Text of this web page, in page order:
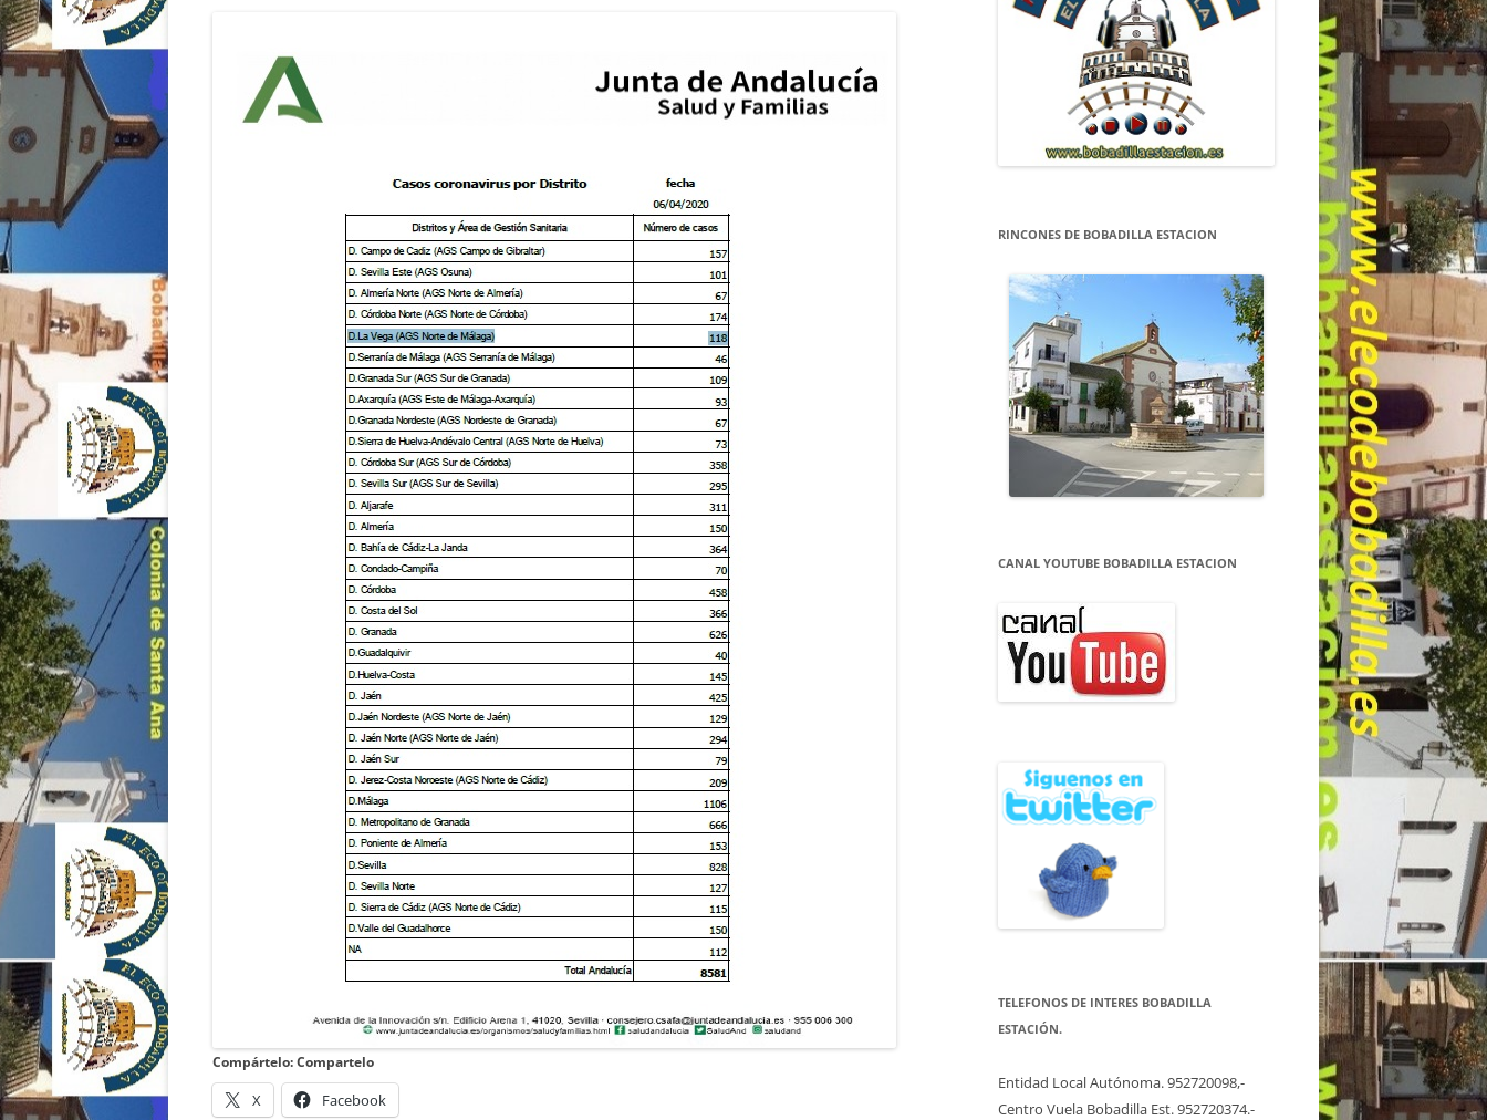
Compártelo: Compartelo
X Facebook
RINCONES DE BOBADILLA ESTACION
CANAL YOUTUBE BOBADILLA ESTACION
TELEFONOS DE INTERES BOBADILLA
ESTACIÓN.
Entidad Local Autónoma. 952720098,-
Centro Vuela Bobadilla Est. 952720374.-